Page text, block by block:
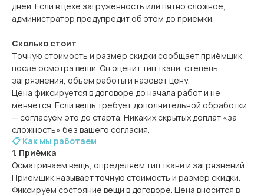
дней. Если в цехе загруженность или пятно сложное,
администратор предупредит об этом до приёмки.
Сколько стоит
Точную стоимость и размер скидки сообщает приёмщик
после осмотра вещи. Он оценит тип ткани, степень
загрязнения, объём работы и назовёт цену.
Цена фиксируется в договоре до начала работ и не
меняется. Если вещь требует дополнительной обработки
— согласуем это до старта. Никаких скрытых доплат «за
сложность» без вашего согласия.
📋 Как мы работаем
1. Приёмка
Осматриваем вещь, определяем тип ткани и загрязнений.
Приёмщик называет точную стоимость и размер скидки.
Фиксируем состояние вещи в договоре. Цена вносится в